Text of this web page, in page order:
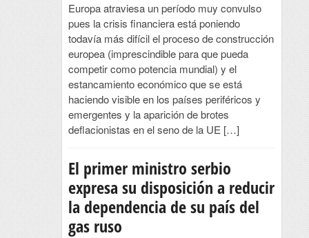
Europa atraviesa un período muy convulso
pues la crisis financiera está poniendo
todavía más difícil el proceso de construcción
europea (imprescindible para que pueda
competir como potencia mundial) y el
estancamiento económico que se está
haciendo visible en los países periféricos y
emergentes y la aparición de brotes
deflacionistas en el seno de la UE […]
El primer ministro serbio
expresa su disposición a reducir
la dependencia de su país del
gas ruso